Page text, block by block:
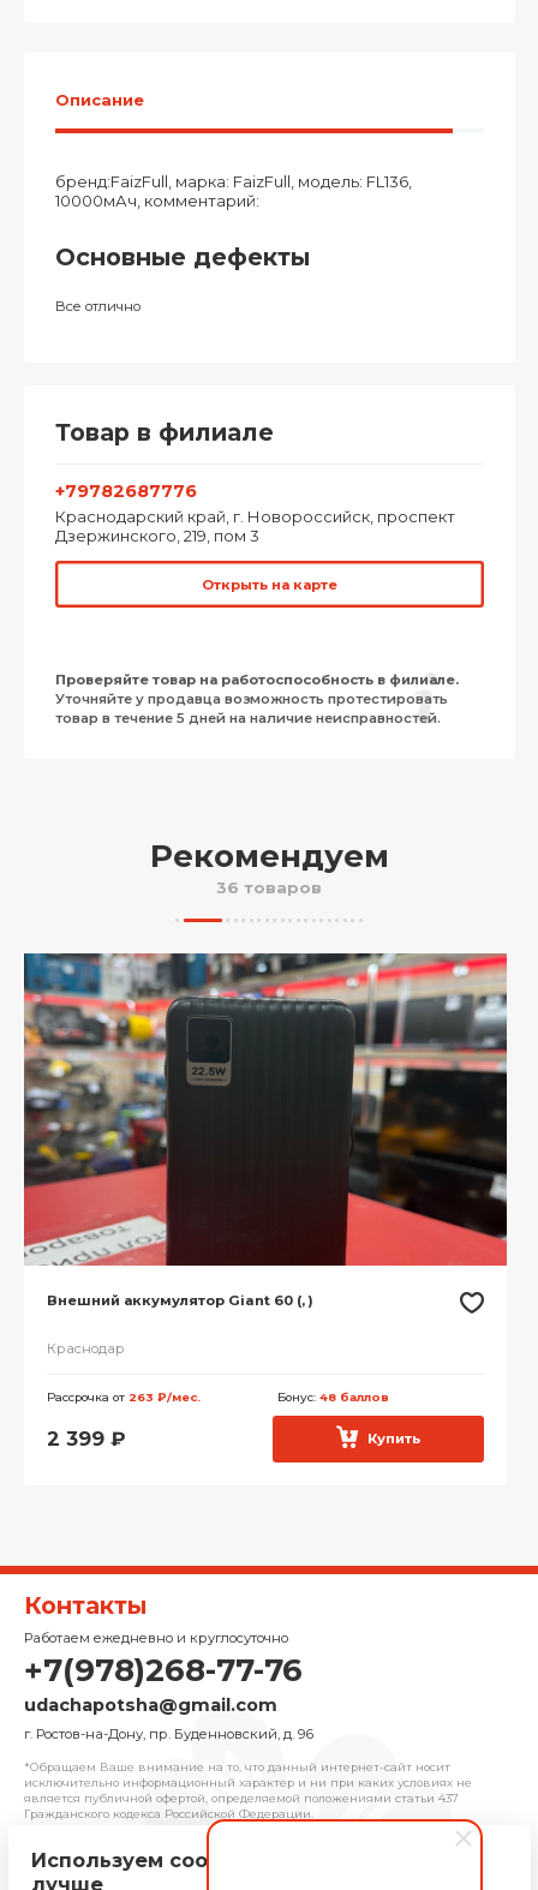
Описание
бренд:FaizFull, марка: FaizFull, модель: FL136,
10000мАч, комментарий:
Основные дефекты
Все отлично
Товар в филиале
+79782687776
Краснодарский край, г. Новороссийск, проспект
Дзержинского, 219, пом 3
Открыть на карте
Проверяйте товар на работоспособность в филиале.
Уточняйте у продавца возможность протестировать
товар в течение 5 дней на наличие неисправностей.
Рекомендуем
36 товаров
Внешний аккумулятор Giant 60 (, )
Краснодар
Рассрочка от 263 ₽/мес. Бонус: 48 баллов
2 399 ₽ Купить
Контакты
Работаем ежедневно и круглосуточно
+7(978)268-77-76
udachapotsha@gmail.com
г. Ростов-на-Дону, пр. Буденновский, д. 96
*Обращаем Ваше внимание на то, что данный интернет-сайт носит
исключительно информационный характер и ни при каких условиях не
является публичной офертой, определяемой положениями cтатьи 437
Гражданского кодекса Российской Федерации.
© 2025 «Удача» | Франчайзинговая сеть
Используем cookie, чтобы сайт работал
лучше